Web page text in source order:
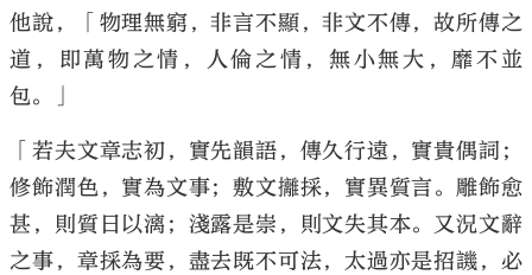
他說，「物理無窮，非言不顯，非文不傳，故所傳之
道，即萬物之情，人倫之情，無小無大，靡不並
包。」
「若夫文章志初，實先韻語，傳久行遠，實貴偶詞；
修飾潤色，實為文事；敷文攡採，實異質言。雕飾愈
甚，則質日以漓；淺露是崇，則文失其本。又況文辭
之事，章採為要，盡去既不可法，太過亦是招譏，必